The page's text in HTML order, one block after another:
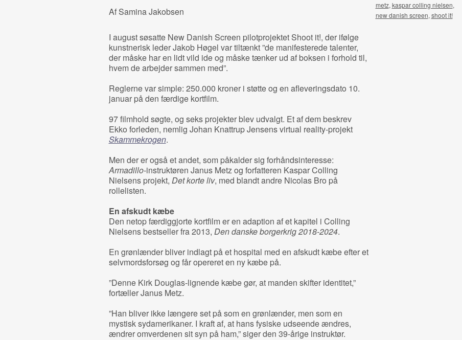
Af Samina Jakobsen
I august søsatte New Danish Screen pilotprojektet Shoot it!, der ifølge
kunstnerisk leder Jakob Høgel var tiltænkt ”de manifesterede talenter,
der måske har en lidt vild ide og måske tænker ud af boksen i forhold til,
hvem de arbejder sammen med”.
Reglerne var simple: 250.000 kroner i støtte og en afleveringsdato 10.
januar på den færdige kortfilm.
97 filmhold søgte, og seks projekter blev udvalgt. Et af dem beskrev
Ekko forleden, nemlig Johan Knattrup Jensens virtual reality-projekt
Skammekrogen.
Men der er også et andet, som påkalder sig forhåndsinteresse:
Armadillo-instruktøren Janus Metz og forfatteren Kaspar Colling
Nielsens projekt, Det korte liv, med blandt andre Nicolas Bro på
rollelisten.
En afskudt kæbe
Den netop færdiggjorte kortfilm er en adaption af et kapitel i Colling
Nielsens bestseller fra 2013, Den danske borgerkrig 2018-2024.
En grønlænder bliver indlagt på et hospital med en afskudt kæbe efter et
selvmordsforsøg og får opereret en ny kæbe på.
”Denne Kirk Douglas-lignende kæbe gør, at manden skifter identitet,”
fortæller Janus Metz.
”Han bliver ikke længere set på som en grønlænder, men som en
mystisk sydamerikaner. I kraft af, at hans fysiske udseende ændres,
ændrer omverdenen sit syn på ham,” siger den 39-årige instruktør.
metz, kaspar colling nielsen,
new danish screen, shoot it!